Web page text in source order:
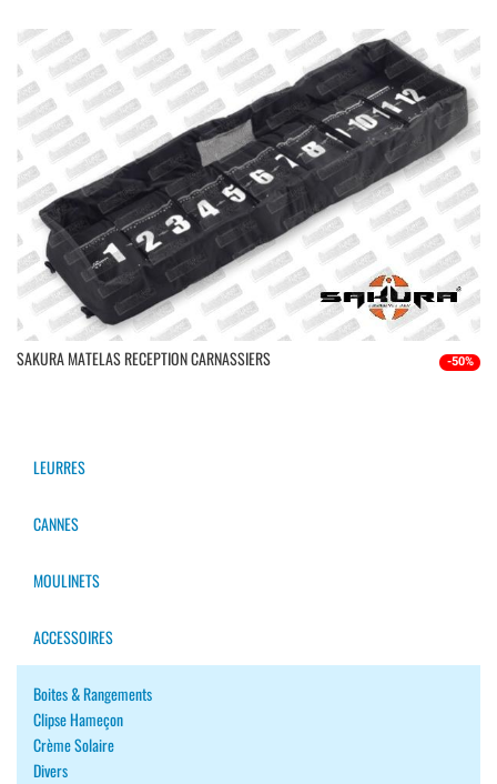
SAKURA MATELAS RECEPTION CARNASSIERS -50%
LEURRES
CANNES
MOULINETS
ACCESSOIRES
Boites & Rangements
Clipse Hameçon
Crème Solaire
Divers